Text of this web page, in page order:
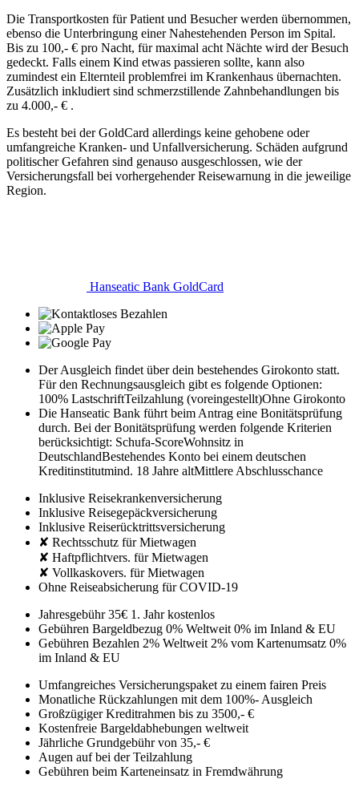
Die Transportkosten für Patient und Besucher werden übernommen,
ebenso die Unterbringung einer Nahestehenden Person im Spital.
Bis zu 100,- € pro Nacht, für maximal acht Nächte wird der Besuch
gedeckt. Falls einem Kind etwas passieren sollte, kann also
zumindest ein Elternteil problemfrei im Krankenhaus übernachten.
Zusätzlich inkludiert sind schmerzstillende Zahnbehandlungen bis
zu 4.000,- € .
Es besteht bei der GoldCard allerdings keine gehobene oder
umfangreiche Kranken- und Unfallversicherung. Schäden aufgrund
politischer Gefahren sind genauso ausgeschlossen, wie der
Versicherungsfall bei vorhergehender Reisewarnung in die jeweilige
Region.
Hanseatic Bank GoldCard
Der Ausgleich findet über dein bestehendes Girokonto statt.
Für den Rechnungsausgleich gibt es folgende Optionen:
100% LastschriftTeilzahlung (voreingestellt)Ohne Girokonto
Die Hanseatic Bank führt beim Antrag eine Bonitätsprüfung
durch. Bei der Bonitätsprüfung werden folgende Kriterien
berücksichtigt: Schufa-ScoreWohnsitz in
DeutschlandBestehendes Konto bei einem deutschen
Kreditinstitutmind. 18 Jahre altMittlere Abschlusschance
Inklusive Reisekrankenversicherung
Inklusive Reisegepäckversicherung
Inklusive Reiserücktrittsversicherung
✘ Rechtsschutz für Mietwagen
✘ Haftpflichtvers. für Mietwagen
✘ Vollkaskovers. für Mietwagen
Ohne Reiseabsicherung für COVID-19
Jahresgebühr 35€ 1. Jahr kostenlos
Gebühren Bargeldbezug 0% Weltweit 0% im Inland & EU
Gebühren Bezahlen 2% Weltweit 2% vom Kartenumsatz 0%
im Inland & EU
Umfangreiches Versicherungspaket zu einem fairen Preis
Monatliche Rückzahlungen mit dem 100%- Ausgleich
Großzügiger Kreditrahmen bis zu 3500,- €
Kostenfreie Bargeldabhebungen weltweit
Jährliche Grundgebühr von 35,- €
Augen auf bei der Teilzahlung
Gebühren beim Karteneinsatz in Fremdwährung